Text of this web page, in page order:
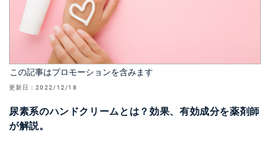
この記事はプロモーションを含みます
更新日： 2022/12/18
尿素系のハンドクリームとは？効果、有効成分を薬剤師
が解説。